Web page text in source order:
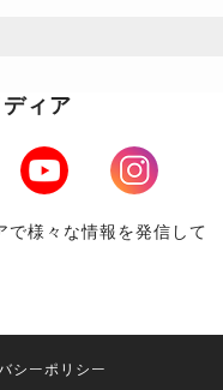
ィア
Youtube
Instagram
様々な情報を発信して
シーポリシー